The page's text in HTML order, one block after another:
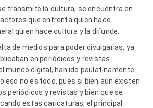
transmite la cultura, se encuentra en
que enfrenta quien hace
quien hace cultura y la difunde.
de medios para poder divulgarlas, ya
en periódicos y revistas
mundo digital, han ido paulatinamente
eso no es todo, pues si bien aún existen
periódicos y revistas y bien que se
estas caricaturas, el principal